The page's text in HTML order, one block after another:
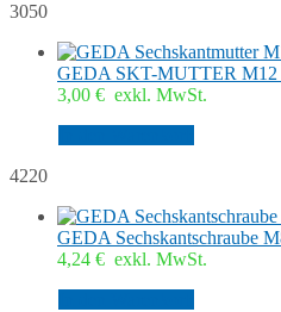
3050
GEDA SKT-MUTTER M12
3,00 € exkl. MwSt.
4220
GEDA Sechskantschraube
4,24 € exkl. MwSt.